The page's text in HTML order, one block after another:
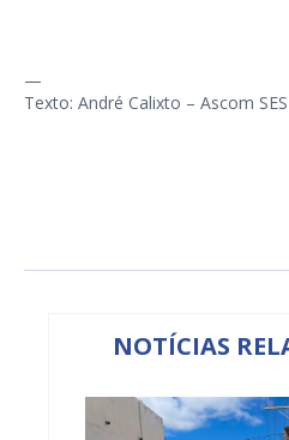
—
Texto: André Calixto – Ascom
NOTÍCIAS